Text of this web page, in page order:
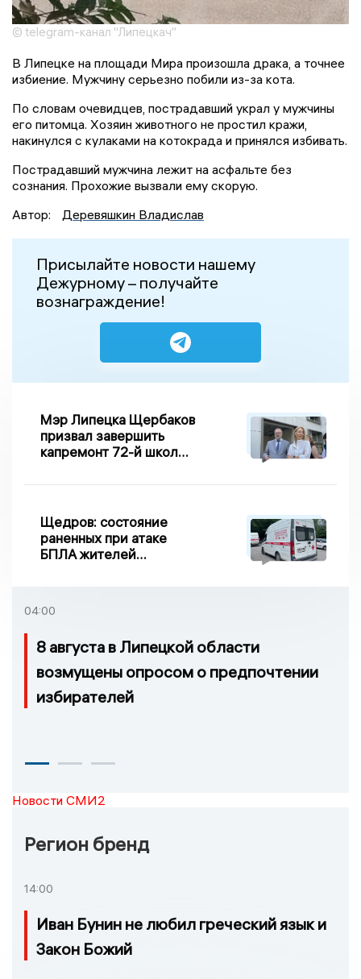
© telegram-канал "Липецкач"
В Липецке на площади Мира произошла драка, а точнее
избиение. Мужчину серьезно побили из-за кота.
По словам очевидцев, пострадавший украл у мужчины
его питомца. Хозяин животного не простил кражи,
накинулся с кулаками на котокрада и принялся избивать.
Пострадавший мужчина лежит на асфальте без
сознания. Прохожие вызвали ему скорую.
Автор:
Деревяшкин Владислав
Присылайте новости нашему
Дежурному – получайте
вознаграждение!
Мэр Липецка Щербаков
призвал завершить
капремонт 72-й школы
Щедров: состояние
раненных при атаке
БПЛА жителей
04:00
8 августа в Липецкой области
возмущены опросом о предпочтении
избирателей
Новости СМИ2
Регион бренд
14:00
Иван Бунин не любил греческий язык и
Закон Божий